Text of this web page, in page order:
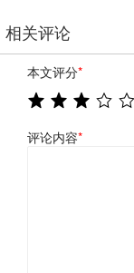
相关评论
本文评分*
评论内容*